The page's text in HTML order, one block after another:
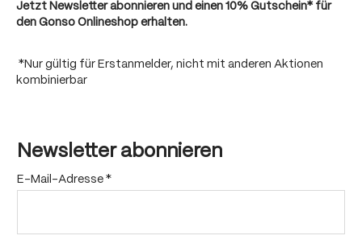
Jetzt Newsletter abonnieren und einen 10% Gutschein* für
den Gonso Onlineshop erhalten.
*Nur gültig für Erstanmelder, nicht mit anderen Aktionen
kombinierbar
Newsletter abonnieren
E-Mail-Adresse *